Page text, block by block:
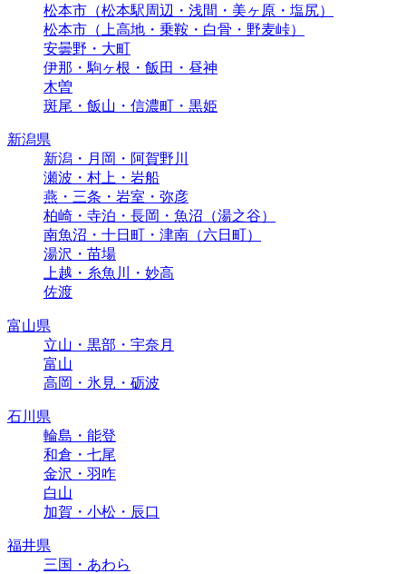
松本市（松本駅周辺・浅間・美ヶ原・塩尻）
松本市（上高地・乗鞍・白骨・野麦峠）
安曇野・大町
伊那・駒ヶ根・飯田・昼神
木曽
斑尾・飯山・信濃町・黒姫
新潟県
新潟・月岡・阿賀野川
瀬波・村上・岩船
燕・三条・岩室・弥彦
柏崎・寺泊・長岡・魚沼（湯之谷）
南魚沼・十日町・津南（六日町）
湯沢・苗場
上越・糸魚川・妙高
佐渡
富山県
立山・黒部・宇奈月
富山
高岡・氷見・砺波
石川県
輪島・能登
和倉・七尾
金沢・羽咋
白山
加賀・小松・辰口
福井県
三国・あわら